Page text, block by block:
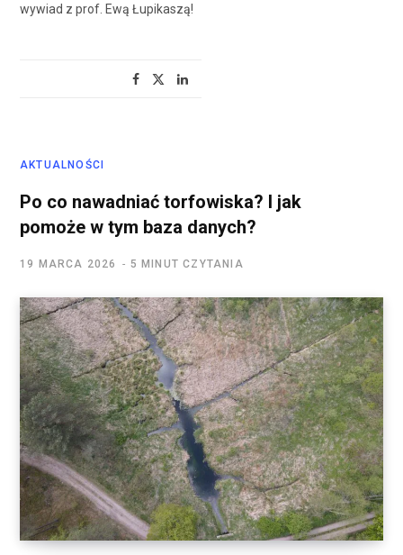
wywiad z prof. Ewą Łupikaszą!
AKTUALNOŚCI
Po co nawadniać torfowiska? I jak
pomoże w tym baza danych?
19 MARCA 2026 5 MINUT CZYTANIA